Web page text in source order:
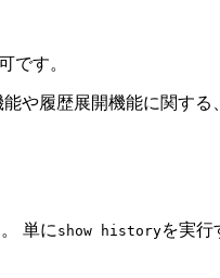
です。
や履歴展開機能に関す
単に show historyを実行